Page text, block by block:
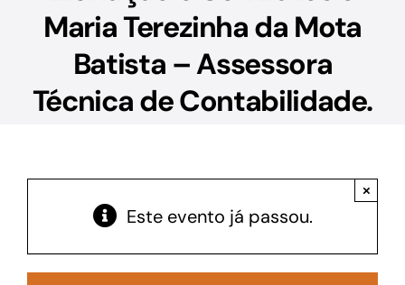
Acesso à Informação
Maria Terezinha da Mota
Batista – Assessora
Técnica de Contabilidade.
Este evento já passou.
×